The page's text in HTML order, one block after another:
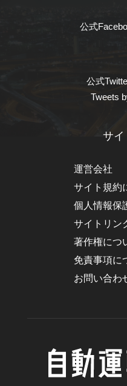
公式
公式
Tweets
サイ
運営会社
サイト規約
個人情報保
サイトリン
著作権につ
免責事項に
お問い合わ